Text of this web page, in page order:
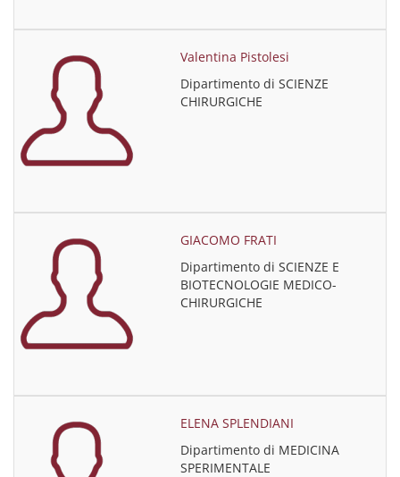
Valentina Pistolesi
Dipartimento di SCIENZE
CHIRURGICHE
GIACOMO FRATI
Dipartimento di SCIENZE E
BIOTECNOLOGIE MEDICO-
CHIRURGICHE
ELENA SPLENDIANI
Dipartimento di MEDICINA
SPERIMENTALE